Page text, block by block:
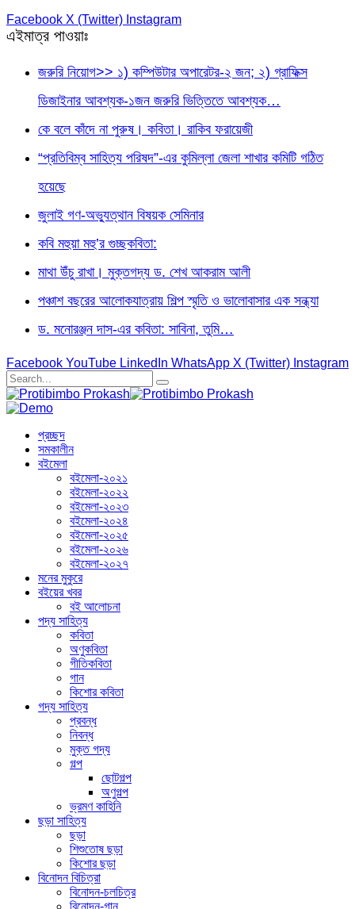
Facebook X (Twitter) Instagram
এইমাত্র পাওয়াঃ
জরুরি নিয়োগ>> ১) কম্পিউটার অপারেটর-২ জন; ২) গ্রাফিক্স
ডিজাইনার আবশ্যক-১জন জরুরি ভিত্তিতে আবশ্যক…
কে বলে কাঁদে না পুরুষ। কবিতা। রাকিব ফরায়েজী
“প্রতিবিম্ব সাহিত্য পরিষদ”-এর কুমিল্লা জেলা শাখার কমিটি গঠিত
হয়েছে
জুলাই গণ-অভ্যুত্থান বিষয়ক সেমিনার
কবি মহুয়া মহু’র গুচ্ছকবিতা:
মাথা উঁচু রাখা। মুক্তগদ্য ড. শেখ আকরাম আলী
পঞ্চাশ বছরের আলোকযাত্রায় শিল্প স্মৃতি ও ভালোবাসার এক সন্ধ্যা
ড. মনোরঞ্জন দাস-এর কবিতা: সাবিনা, তুমি…
Facebook YouTube LinkedIn WhatsApp X (Twitter) Instagram
প্রচ্ছদ
সমকালীন
বইমেলা
বইমেলা-২০২১
বইমেলা-২০২২
বইমেলা-২০২৩
বইমেলা-২০২৪
বইমেলা-২০২৫
বইমেলা-২০২৬
বইমেলা-২০২৭
মনের মুকুরে
বইয়ের খবর
বই আলোচনা
পদ্য সাহিত্য
কবিতা
অণুকবিতা
গীতিকবিতা
গান
কিশোর কবিতা
গদ্য সাহিত্য
প্রবন্ধ
নিবন্ধ
মুক্ত গদ্য
গল্প
ছোটগল্প
অণুগল্প
ভ্রমণ কাহিনি
ছড়া সাহিত্য
ছড়া
শিশুতোষ ছড়া
কিশোর ছড়া
বিনোদন বিচিত্রা
বিনোদন-চলচিত্র
বিনোদন-গান